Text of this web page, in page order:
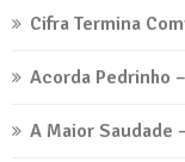
Cifra Termina
Acorda Pedrinho
A Maior Saudade